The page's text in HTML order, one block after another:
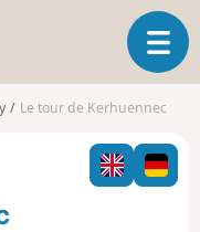
O
u
i
r
l
Le tour de Kerhuennec